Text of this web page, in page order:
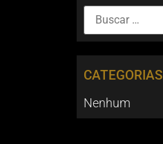
CATEGORIAS
Nenhum